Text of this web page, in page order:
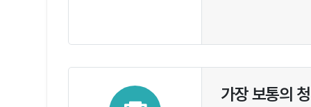
가장 보통의